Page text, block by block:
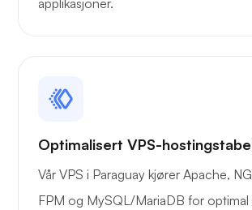
applikasjoner.
Optimalisert VPS-
Vår VPS i Paraguay kjører Apache,
FPM og MySQL/MariaDB for optimal